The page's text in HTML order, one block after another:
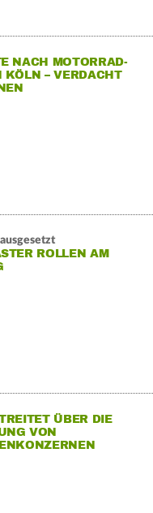
NACH MOTORRAD-
KÖLN – VERDACHT
ROLLEN AM
ÜBER DIE
VON